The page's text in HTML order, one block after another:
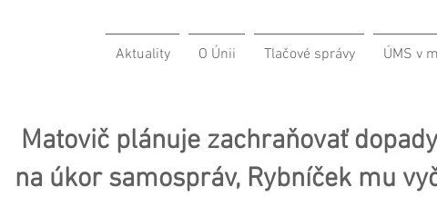
Aktuality O Únii Tlačové správy ÚMS v
Matovič plánuje zachraňovať
na úkor samospráv, Rybníček mu